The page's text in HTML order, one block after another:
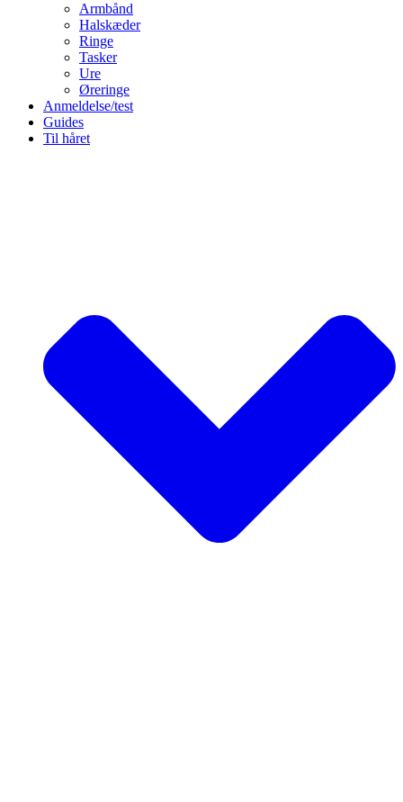
Armbånd
Halskæder
Ringe
Tasker
Ure
Øreringe
Anmeldelse/test
Guides
Til håret